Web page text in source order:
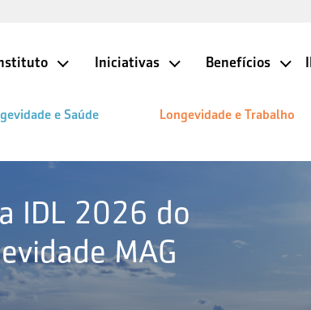
Iniciativas Benefícios
e Saúde Longevidade e Trabalho
IDL 2026 do
MAG